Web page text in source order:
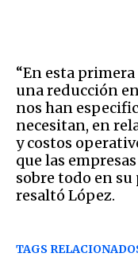
“En esta
una reducción
nos han
necesitan, en
y costos
que las
sobre todo en
resaltó López.
TAGS